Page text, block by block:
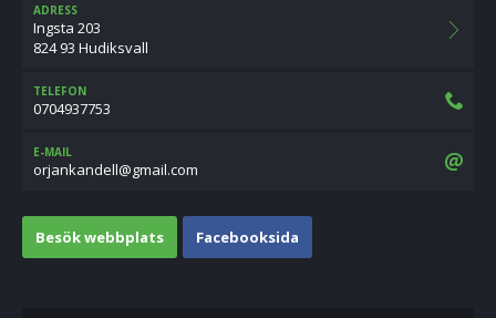
ADRESS
Ingsta 203
824 93 Hudiksvall
TELEFON
0704937753
E-MAIL
moc.liamg@llednaknajro
Besök webbplats Facebooksida